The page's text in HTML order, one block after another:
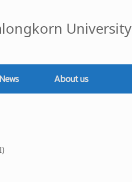
University
News About us